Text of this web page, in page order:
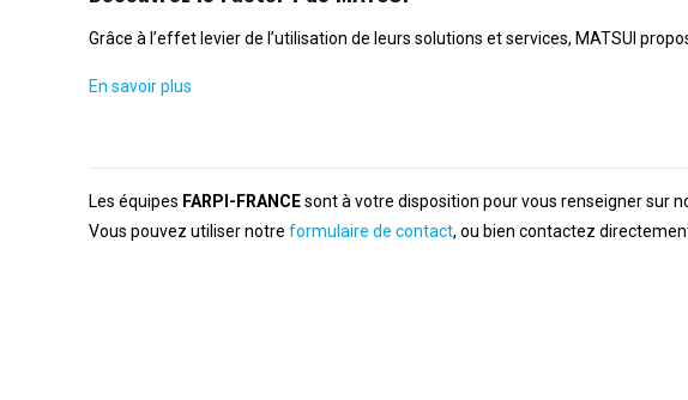
Grâce à l’effet levier de l’utilisation de leurs solutions et services, MATSUI
En savoir plus
Les équipes FARPI-FRANCEsont à votre disposition pour vous renseigner sur
Vous pouvez utiliser notreformulaire de contact, ou bien contactez